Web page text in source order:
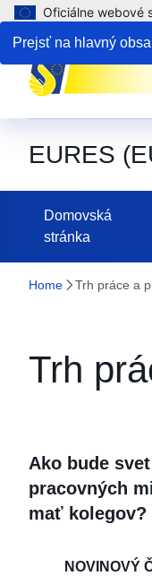
Prejsť na hlavný
Oficiálne webové
EURES
Domovská
stránka
Home Trh práce a
Trh
Ako bude
pracovných
mať kolegov?
NOVINOVÝ